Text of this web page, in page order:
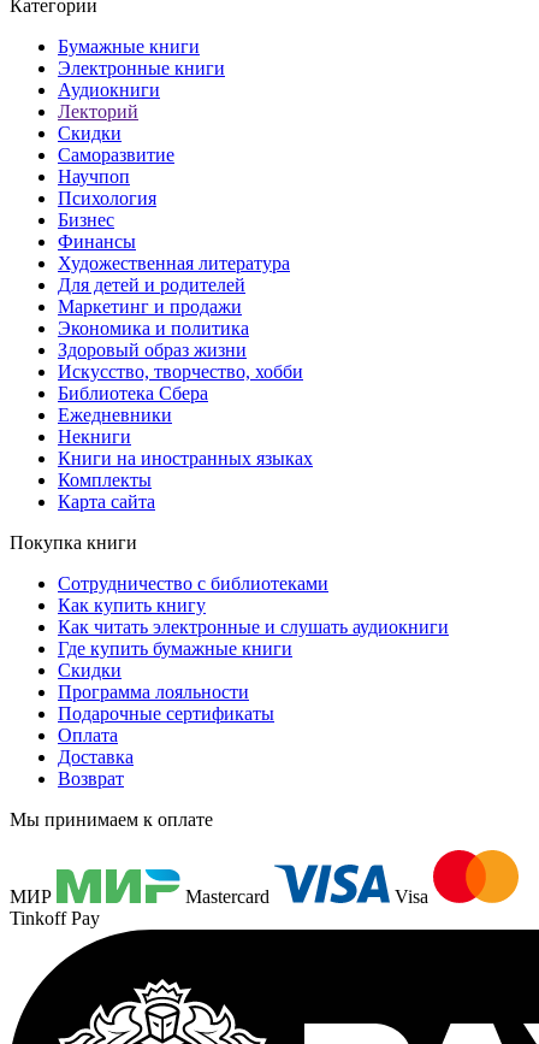
Категории
Бумажные книги
Электронные книги
Аудиокниги
Лекторий
Скидки
Саморазвитие
Научпоп
Психология
Бизнес
Финансы
Художественная литература
Для детей и родителей
Маркетинг и продажи
Экономика и политика
Здоровый образ жизни
Искусство, творчество, хобби
Библиотека Сбера
Ежедневники
Некниги
Книги на иностранных языках
Комплекты
Карта сайта
Покупка книги
Сотрудничество с библиотеками
Как купить книгу
Как читать электронные и слушать аудиокниги
Где купить бумажные книги
Скидки
Программа лояльности
Подарочные сертификаты
Оплата
Доставка
Возврат
Мы принимаем к оплате
МИР Mastercard
Visa
Tinkoff Pay